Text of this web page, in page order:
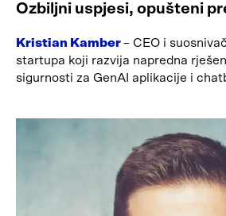
Ozbiljni uspjesi, opušteni
Kristian Kamber– CEO i suosnivač
startupa koji razvija napredna
sigurnosti za GenAI aplikacije i